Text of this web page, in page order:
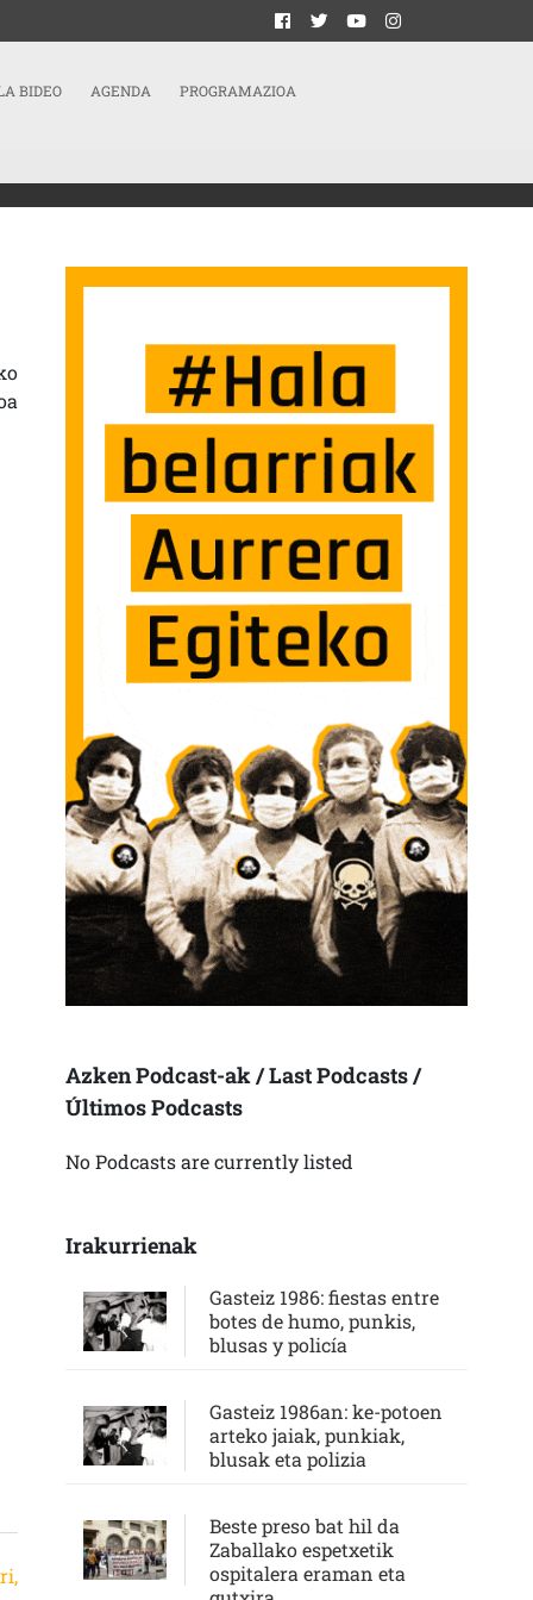
BIDEO AGENDA PROGRAMAZIOA
Azken Podcast-ak / Last Podcasts /
Últimos Podcasts
No Podcasts are currently listed
Irakurrienak
Gasteiz 1986: fiestas entre
botes de humo, punkis,
blusas y policía
Gasteiz 1986an: ke-potoen
arteko jaiak, punkiak,
blusak eta polizia
Beste preso bat hil da
Zaballako espetxetik
ospitalera eraman eta